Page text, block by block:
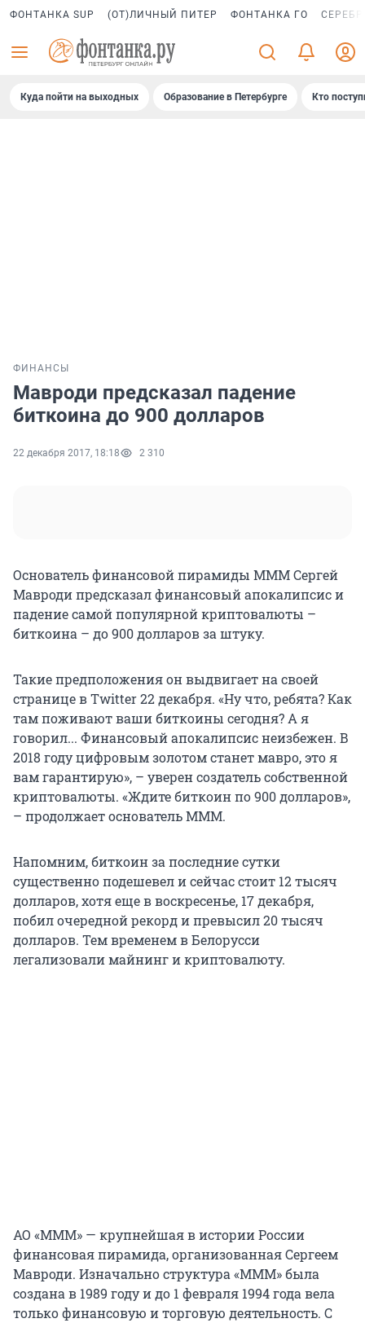
ФОНТАНКА SUP (ОТ)ЛИЧНЫЙ ПИТЕР ФОНТАНКА ГО
Куда пойти на выходных Образование в Петербурге Кто
ФИНАНСЫ
Мавроди предсказал падение
биткоина до 900 долларов
22 декабря 2017, 18:18 2 310
Основатель финансовой пирамиды МММ Сергей
Мавроди предсказал финансовый апокалипсис и
падение самой популярной криптовалюты –
биткоина – до 900 долларов за штуку.
Такие предположения он выдвигает на своей
странице в Twitter 22 декабря. «Ну что, ребята? Как
там поживают ваши биткоины сегодня? А я
говорил... Финансовый апокалипсис неизбежен. В
2018 году цифровым золотом станет мавро, это я
вам гарантирую», – уверен создатель собственной
криптовалюты. «Ждите биткоин по 900 долларов»,
– продолжает основатель МММ.
Напомним, биткоин за последние сутки
существенно подешевел и сейчас стоит 12 тысяч
долларов, хотя еще в воскресенье, 17 декабря,
побил очередной рекорд и превысил 20 тысяч
долларов. Тем временем в Белорусси
легализовали майнинг и криптовалюту.
АО «МММ» — крупнейшая в истории России
финансовая пирамида, организованная Сергеем
Мавроди. Изначально структура «МММ» была
создана в 1989 году и до 1 февраля 1994 года вела
только финансовую и торговую деятельность. С